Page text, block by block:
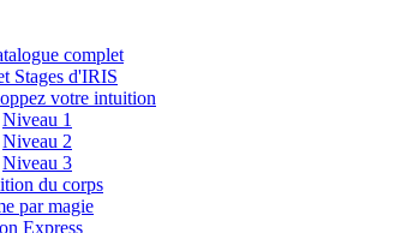
complet
Stages d'IRIS
votre intuition
Niveau 1
Niveau 2
Niveau 3
du corps
par magie
Express